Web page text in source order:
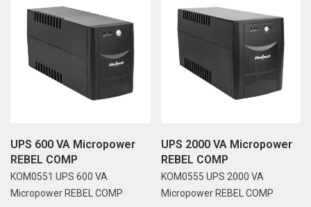
UPS 600 VA Micropower
REBEL COMP
KOM0551 UPS 600 VA
Micropower REBEL COMP
UPS 2000 VA Micropower
REBEL COMP
KOM0555 UPS 2000 VA
Micropower REBEL COMP